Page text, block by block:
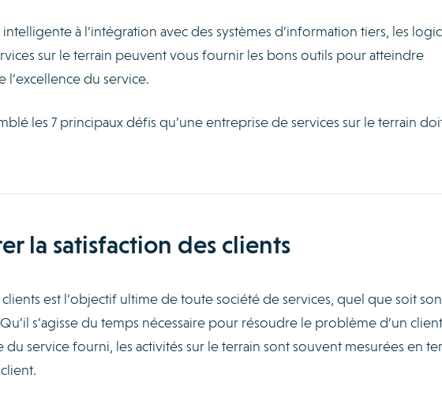
à l’intégration avec des systèmes d’information tiers, les
sur le terrain peuvent vous fournir les bons outils pour atteindre
l’excellence du service.
les 7 principaux défis qu’une entreprise de services sur le terrain
la satisfaction des clients
clients est l’objectif ultime de toute société de services, quel que soit son
s’agisse du temps nécessaire pour résoudre le problème d’un
du service fourni, les activités sur le terrain sont souvent mesurées en